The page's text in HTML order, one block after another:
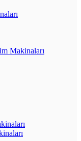
Makinaları